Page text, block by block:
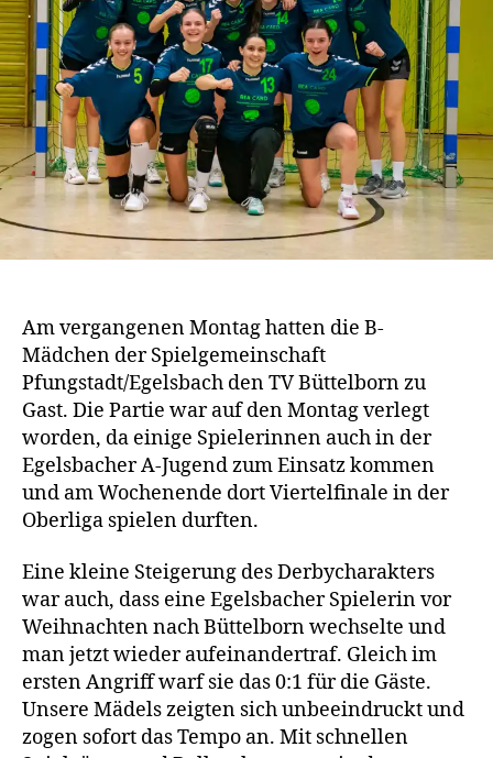
Am vergangenen Montag hatten die B-
Mädchen der Spielgemeinschaft
Pfungstadt/Egelsbach den TV Büttelborn zu
Gast. Die Partie war auf den Montag verlegt
worden, da einige Spielerinnen auch in der
Egelsbacher A-Jugend zum Einsatz kommen
und am Wochenende dort Viertelfinale in der
Oberliga spielen durften.
Eine kleine Steigerung des Derbycharakters
war auch, dass eine Egelsbacher Spielerin vor
Weihnachten nach Büttelborn wechselte und
man jetzt wieder aufeinandertraf. Gleich im
ersten Angriff warf sie das 0:1 für die Gäste.
Unsere Mädels zeigten sich unbeeindruckt und
zogen sofort das Tempo an. Mit schnellen